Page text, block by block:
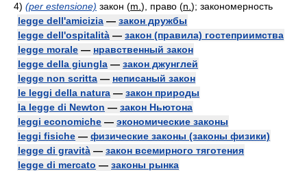
4) (per estensione) закон (m. ), право (n. ); закономерность
legge dell'amicizia — закон дружбы
legge dell'ospitalità — закон (правила) гостеприимства
legge morale — нравственный закон
legge della giungla — закон джунглей
legge non scritta — неписаный закон
le leggi della natura — закон природы
la legge di Newton — закон Ньютона
leggi economiche — экономические законы
leggi fisiche — физические законы (законы физики)
legge di gravità — закон всемирного тяготения
legge di mercato — законы рынка